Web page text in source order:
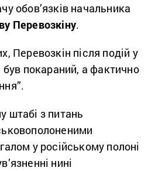
обов’язків начальника
Перевозкіну.
Перевозкін після подій у
був покараний, а фактично
штабі з питань
у російському полоні
нині